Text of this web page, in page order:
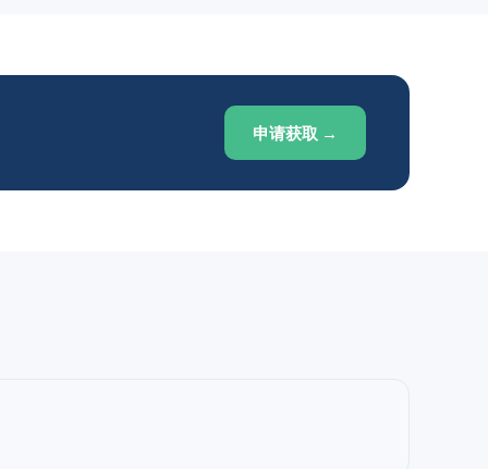
申请获取 →